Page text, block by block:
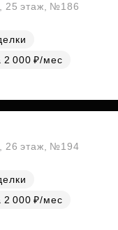
25 этаж, №186
2 000 ₽/мес
26 этаж, №194
2 000 ₽/мес